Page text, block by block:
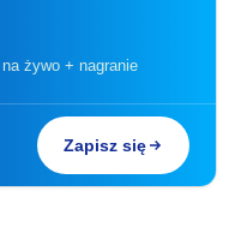
żywo + nagranie
Zapisz się